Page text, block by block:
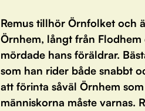
Remus tillhör Örnfolket och
Örnhem, långt från
mördade hans föräldrar.
som han rider både snabbt
att förinta såväl Örnhem
människorna måste varnas.